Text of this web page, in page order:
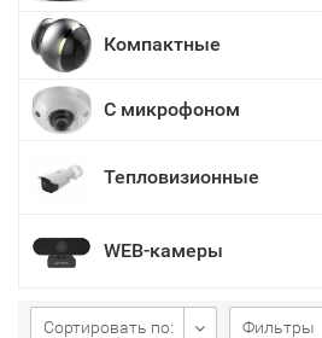
Компактные
С микрофоном
Тепловизионные
WEB-камеры
Сортировать по: Фильтры